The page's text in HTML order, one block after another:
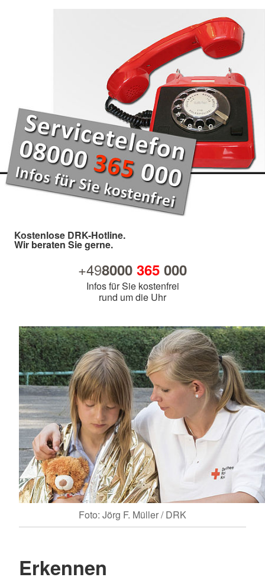
Kostenlose DRK-Hotline.
Wir beraten Sie gerne.
+498000 365 000
Infos für Sie kostenfrei
rund um die Uhr
Foto: Jörg F. Müller / DRK
Erkennen